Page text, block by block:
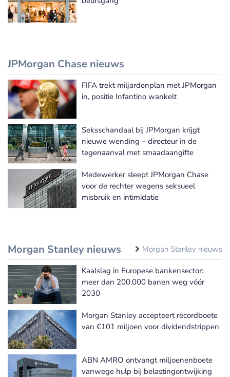
JPMorgan Chase nieuws
JPMorgan Chase nieuws
FIFA trekt miljardenplan met JPMorgan
in, positie Infantino wankelt
Seksschandaal bij JPMorgan krijgt
nieuwe wending – directeur in de
tegenaanval met smaadaangifte
Medewerker sleept JPMorgan Chase
voor de rechter wegens seksueel
misbruik en intimidatie
Morgan Stanley nieuws Morgan Stanley nieuws
Kaalslag in Europese bankensector:
meer dan 200.000 banen weg vóór
2030
Morgan Stanley accepteert recordboete
van €101 miljoen voor dividendstrippen
ABN AMRO ontvangt miljoenenboete
vanwege hulp bij belastingontwijking